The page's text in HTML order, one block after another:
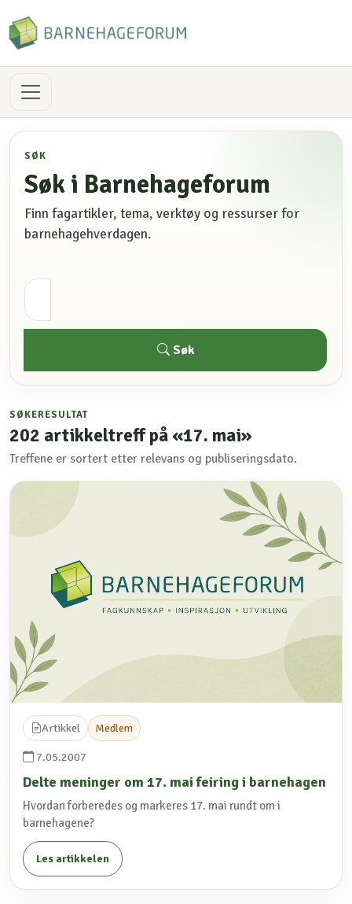
SØK
Søk i Barnehageforum
Finn fagartikler, tema, verktøy og ressurser for
barnehagehverdagen.
Søk
SØKERESULTAT
202 artikkeltreff på «17. mai»
Treffene er sortert etter relevans og publiseringsdato.
Artikkel Medlem
7.05.2007
Delte meninger om 17. mai feiring i barnehagen
Hvordan forberedes og markeres 17. mai rundt om i
barnehagene?
Les artikkelen